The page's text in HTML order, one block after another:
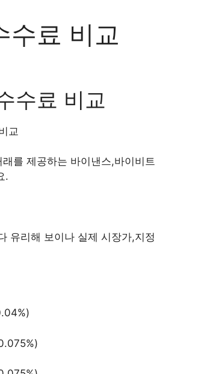
수료 비교
수료 비교
교
를 제공하는 바이낸스,바이비트
.
유리해 보이나 실제 시장가,지정